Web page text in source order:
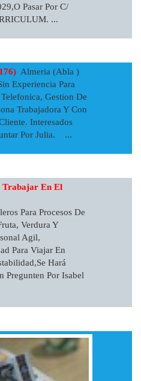
Pasar Por C/
...
Almeria (Abla )
Experiencia Para
Gestion De
Trabajadora Y Con
Interesados
Por Julia. ...
Trabajar En El
Para Procesos De
Verdura Y
Agil,
Para Viajar En
Hará
Pregunten Por Isabel